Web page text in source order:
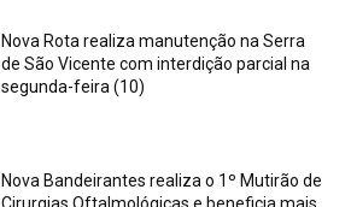
Nova Rota realiza manutenção na Serra
de São Vicente com interdição parcial na
segunda-feira (10)
Nova Bandeirantes realiza o 1º Mutirão de